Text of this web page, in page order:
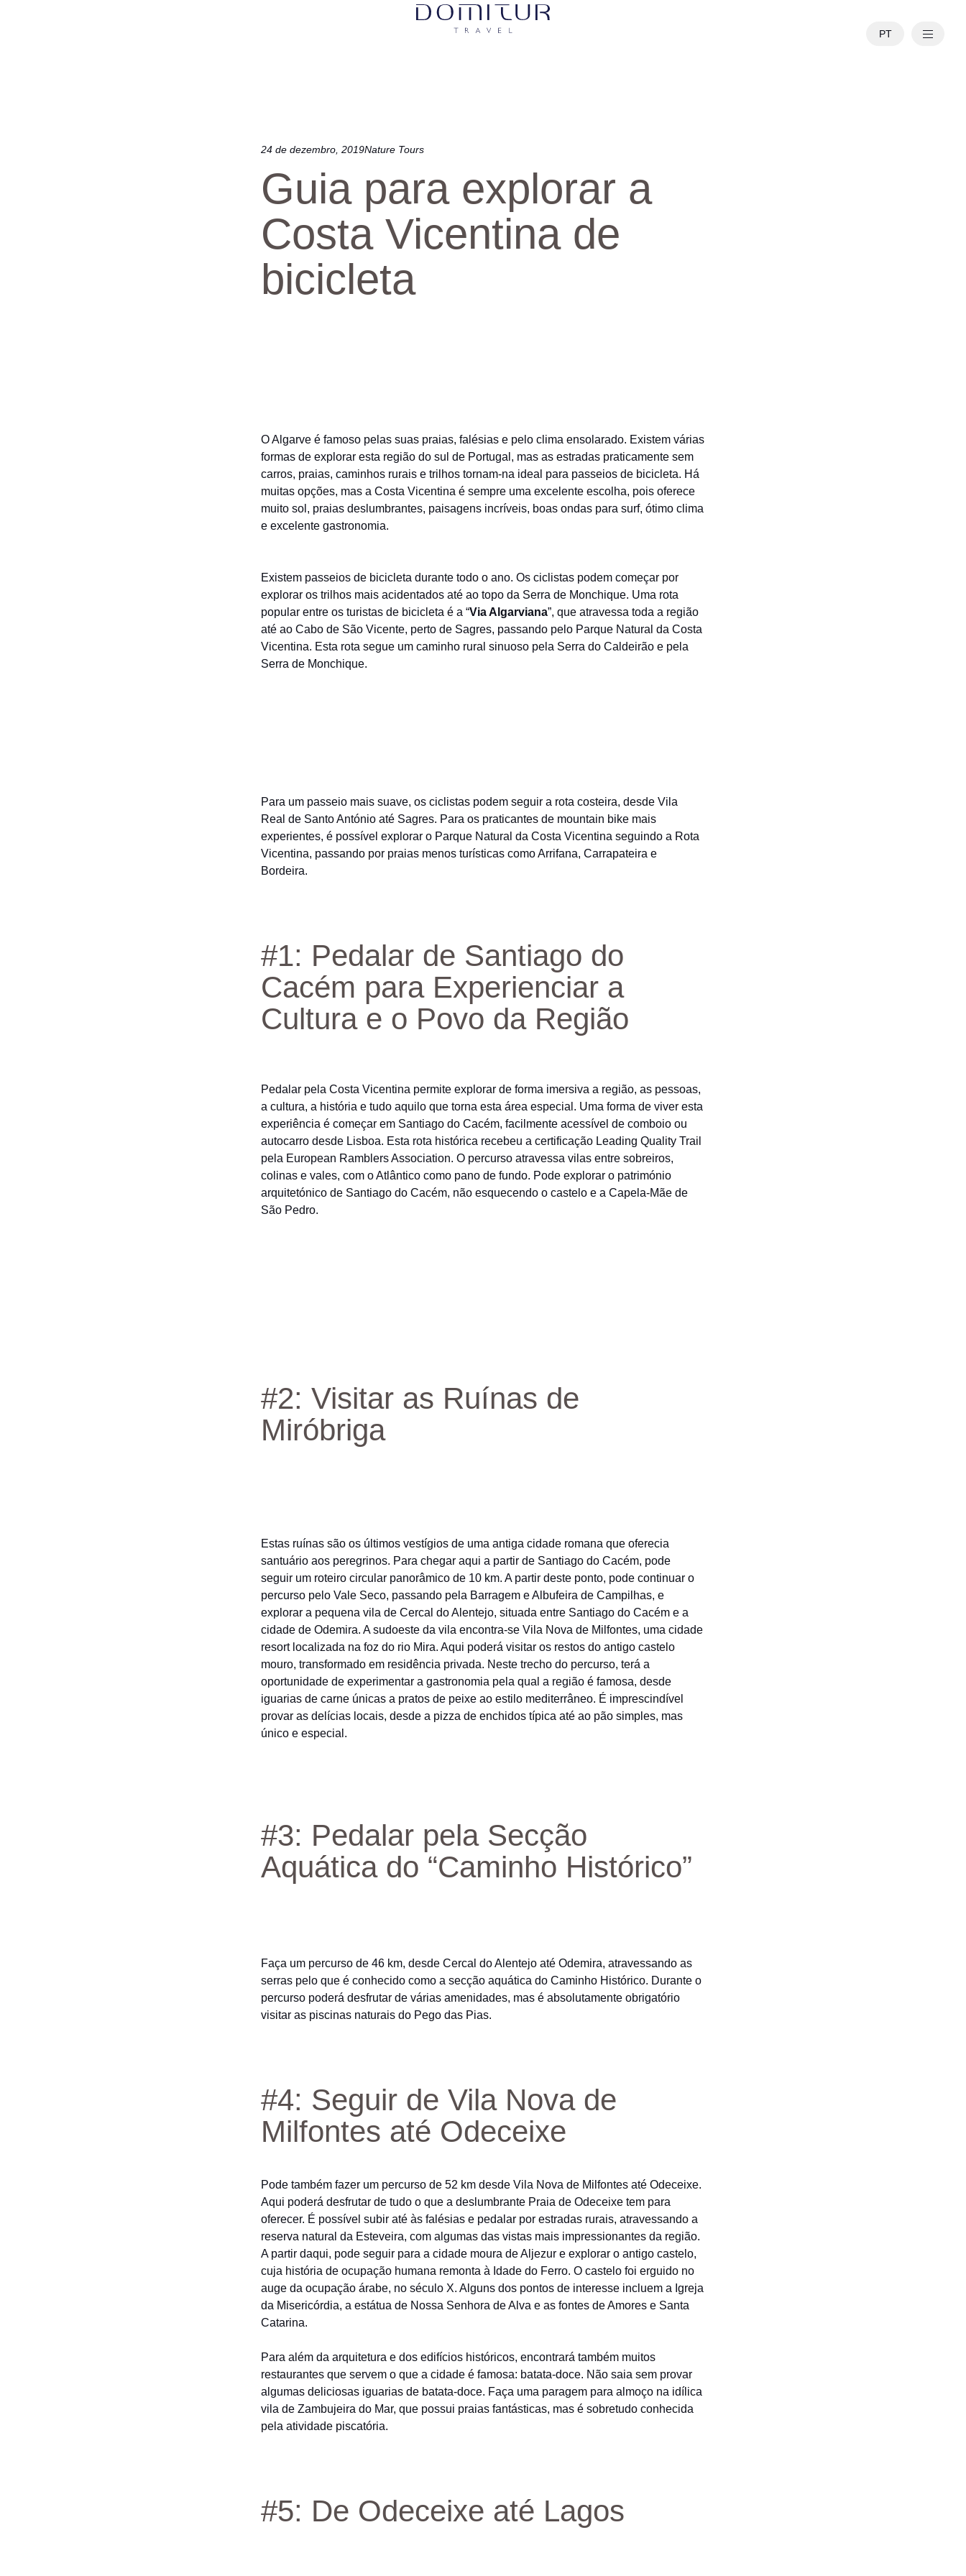
PT
24 de dezembro, 2019Nature Tours
Guia para explorar a
Costa Vicentina de
bicicleta
O Algarve é famoso pelas suas praias, falésias e pelo clima ensolarado. Existem várias
formas de explorar esta região do sul de Portugal, mas as estradas praticamente sem
carros, praias, caminhos rurais e trilhos tornam-na ideal para passeios de bicicleta. Há
muitas opções, mas a Costa Vicentina é sempre uma excelente escolha, pois oferece
muito sol, praias deslumbrantes, paisagens incríveis, boas ondas para surf, ótimo clima
e excelente gastronomia.
Existem passeios de bicicleta durante todo o ano. Os ciclistas podem começar por
explorar os trilhos mais acidentados até ao topo da Serra de Monchique. Uma rota
popular entre os turistas de bicicleta é a “Via Algarviana”, que atravessa toda a região
até ao Cabo de São Vicente, perto de Sagres, passando pelo Parque Natural da Costa
Vicentina. Esta rota segue um caminho rural sinuoso pela Serra do Caldeirão e pela
Serra de Monchique.
Para um passeio mais suave, os ciclistas podem seguir a rota costeira, desde Vila
Real de Santo António até Sagres. Para os praticantes de mountain bike mais
experientes, é possível explorar o Parque Natural da Costa Vicentina seguindo a Rota
Vicentina, passando por praias menos turísticas como Arrifana, Carrapateira e
Bordeira.
#1: Pedalar de Santiago do
Cacém para Experienciar a
Cultura e o Povo da Região
Pedalar pela Costa Vicentina permite explorar de forma imersiva a região, as pessoas,
a cultura, a história e tudo aquilo que torna esta área especial. Uma forma de viver esta
experiência é começar em Santiago do Cacém, facilmente acessível de comboio ou
autocarro desde Lisboa. Esta rota histórica recebeu a certificação Leading Quality Trail
pela European Ramblers Association. O percurso atravessa vilas entre sobreiros,
colinas e vales, com o Atlântico como pano de fundo. Pode explorar o património
arquitetónico de Santiago do Cacém, não esquecendo o castelo e a Capela-Mãe de
São Pedro.
#2: Visitar as Ruínas de
Miróbriga
Estas ruínas são os últimos vestígios de uma antiga cidade romana que oferecia
santuário aos peregrinos. Para chegar aqui a partir de Santiago do Cacém, pode
seguir um roteiro circular panorâmico de 10 km. A partir deste ponto, pode continuar o
percurso pelo Vale Seco, passando pela Barragem e Albufeira de Campilhas, e
explorar a pequena vila de Cercal do Alentejo, situada entre Santiago do Cacém e a
cidade de Odemira. A sudoeste da vila encontra-se Vila Nova de Milfontes, uma cidade
resort localizada na foz do rio Mira. Aqui poderá visitar os restos do antigo castelo
mouro, transformado em residência privada. Neste trecho do percurso, terá a
oportunidade de experimentar a gastronomia pela qual a região é famosa, desde
iguarias de carne únicas a pratos de peixe ao estilo mediterrâneo. É imprescindível
provar as delícias locais, desde a pizza de enchidos típica até ao pão simples, mas
único e especial.
#3: Pedalar pela Secção
Aquática do “Caminho Histórico”
Faça um percurso de 46 km, desde Cercal do Alentejo até Odemira, atravessando as
serras pelo que é conhecido como a secção aquática do Caminho Histórico. Durante o
percurso poderá desfrutar de várias amenidades, mas é absolutamente obrigatório
visitar as piscinas naturais do Pego das Pias.
#4: Seguir de Vila Nova de
Milfontes até Odeceixe
Pode também fazer um percurso de 52 km desde Vila Nova de Milfontes até Odeceixe.
Aqui poderá desfrutar de tudo o que a deslumbrante Praia de Odeceixe tem para
oferecer. É possível subir até às falésias e pedalar por estradas rurais, atravessando a
reserva natural da Esteveira, com algumas das vistas mais impressionantes da região.
A partir daqui, pode seguir para a cidade moura de Aljezur e explorar o antigo castelo,
cuja história de ocupação humana remonta à Idade do Ferro. O castelo foi erguido no
auge da ocupação árabe, no século X. Alguns dos pontos de interesse incluem a Igreja
da Misericórdia, a estátua de Nossa Senhora de Alva e as fontes de Amores e Santa
Catarina.
Para além da arquitetura e dos edifícios históricos, encontrará também muitos
restaurantes que servem o que a cidade é famosa: batata-doce. Não saia sem provar
algumas deliciosas iguarias de batata-doce. Faça uma paragem para almoço na idílica
vila de Zambujeira do Mar, que possui praias fantásticas, mas é sobretudo conhecida
pela atividade piscatória.
#5: De Odeceixe até Lagos